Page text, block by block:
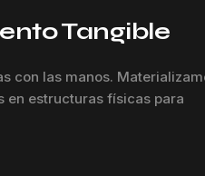
Tangible
con las manos.
en estructuras físicas para